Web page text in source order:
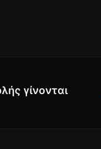
γίνονται